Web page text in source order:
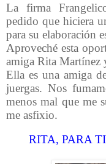
La firma
pedido que hiciera
para su elaboración
Aproveché esta
amiga Rita Martínez
Ella es una amiga
juergas. Nos
menos mal que me
me asfixio.
RITA, PARA